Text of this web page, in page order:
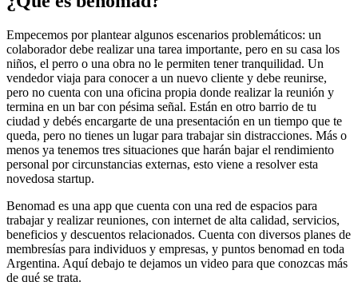
Empecemos por plantear algunos escenarios problemáticos: un
colaborador debe realizar una tarea importante, pero en su casa los
niños, el perro o una obra no le permiten tener tranquilidad. Un
vendedor viaja para conocer a un nuevo cliente y debe reunirse,
pero no cuenta con una oficina propia donde realizar la reunión y
termina en un bar con pésima señal. Están en otro barrio de tu
ciudad y debés encargarte de una presentación en un tiempo que te
queda, pero no tienes un lugar para trabajar sin distracciones. Más o
menos ya tenemos tres situaciones que harán bajar el rendimiento
personal por circunstancias externas, esto viene a resolver esta
novedosa startup.
Benomad es una app que cuenta con una red de espacios para
trabajar y realizar reuniones, con internet de alta calidad, servicios,
beneficios y descuentos relacionados. Cuenta con diversos planes de
membresías para individuos y empresas, y puntos benomad en toda
Argentina. Aquí debajo te dejamos un video para que conozcas más
de qué se trata.